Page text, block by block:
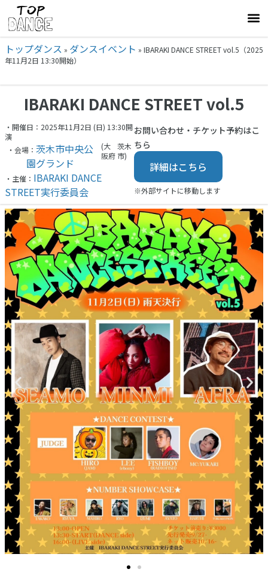
トップダンス » ダンスイベント » IBARAKI DANCE STREET vol.5（2025
年11月2日 13:30開始）
IBARAKI DANCE STREET vol.5
・開催日：2025年11月2日 (日) 13:30開
演
・会場：茨木市中央公
園グランド
(大
阪府
茨木
市)
・主催： IBARAKI DANCE
STREET実行委員会
お問い合わせ・チケット予約はこ
ちら
詳細はこちら
※外部サイトに移動します